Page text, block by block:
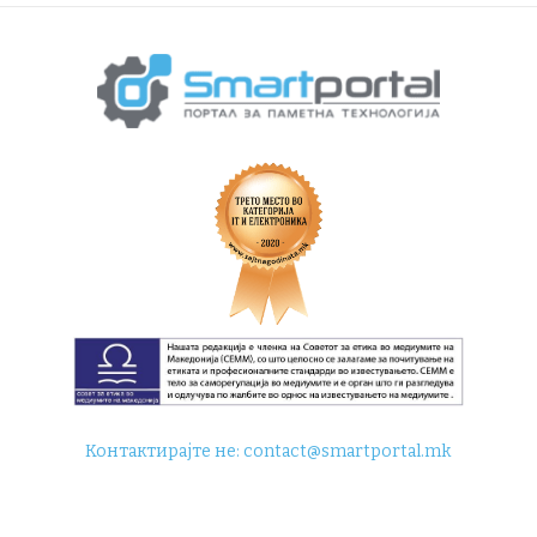
Контактирајте не:contact@smartportal.mk